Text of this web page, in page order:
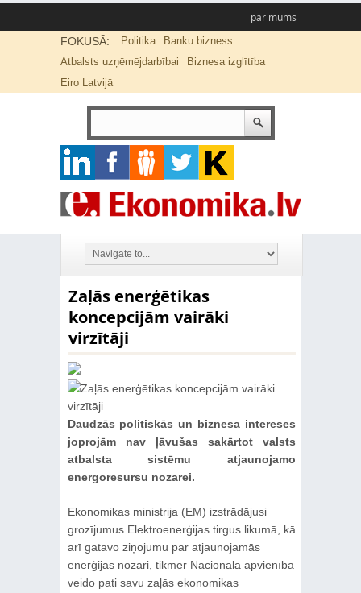
par mums
FOKUSĀ: Politika
Banku bizness
Atbalsts uzņēmējdarbībai
Biznesa izglītība
Eiro Latvijā
Zaļās enerģētikas
koncepcijām vairāki
virzītāji
Daudzās politiskās un biznesa intereses
joprojām nav ļāvušas sakārtot valsts
atbalsta sistēmu atjaunojamo
energoresursu nozarei.
Ekonomikas ministrija (EM) izstrādājusi
grozījumus Elektroenerģijas tirgus likumā, kā
arī gatavo ziņojumu par atjaunojamās
enerģijas nozari, tikmēr Nacionālā apvienība
veido pati savu zaļās ekonomikas